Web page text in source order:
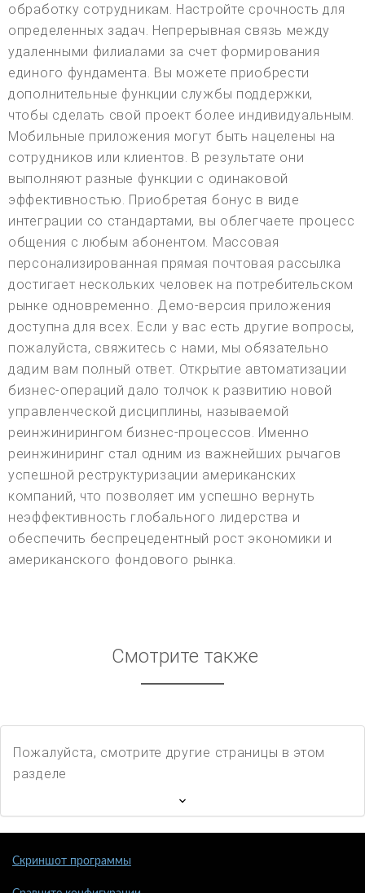
обработку сотрудникам. Настройте срочность для
определенных задач. Непрерывная связь между
удаленными филиалами за счет формирования
единого фундамента. Вы можете приобрести
дополнительные функции службы поддержки,
чтобы сделать свой проект более индивидуальным.
Мобильные приложения могут быть нацелены на
сотрудников или клиентов. В результате они
выполняют разные функции с одинаковой
эффективностью. Приобретая бонус в виде
интеграции со стандартами, вы облегчаете процесс
общения с любым абонентом. Массовая
персонализированная прямая почтовая рассылка
достигает нескольких человек на потребительском
рынке одновременно. Демо-версия приложения
доступна для всех. Если у вас есть другие вопросы,
пожалуйста, свяжитесь с нами, мы обязательно
дадим вам полный ответ. Открытие автоматизации
бизнес-операций дало толчок к развитию новой
управленческой дисциплины, называемой
реинжинирингом бизнес-процессов. Именно
реинжиниринг стал одним из важнейших рычагов
успешной реструктуризации американских
компаний, что позволяет им успешно вернуть
неэффективность глобального лидерства и
обеспечить беспрецедентный рост экономики и
американского фондового рынка.
Смотрите также
Пожалуйста, смотрите другие страницы в этом
разделе
Скриншот программы